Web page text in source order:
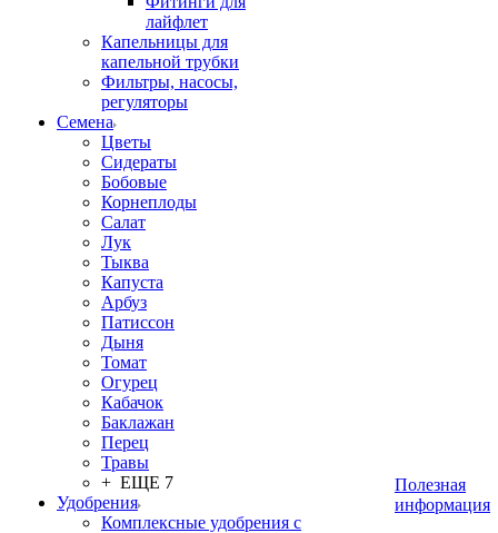
лайфлет
Капельницы для
капельной трубки
Фильтры, насосы,
регуляторы
Семена
Цветы
Сидераты
Бобовые
Корнеплоды
Салат
Лук
Тыква
Капуста
Арбуз
Патиссон
Дыня
Томат
Огурец
Кабачок
Баклажан
Перец
Травы
+ ЕЩЕ 7
Удобрения
Комплексные удобрения с
Полезная
информация